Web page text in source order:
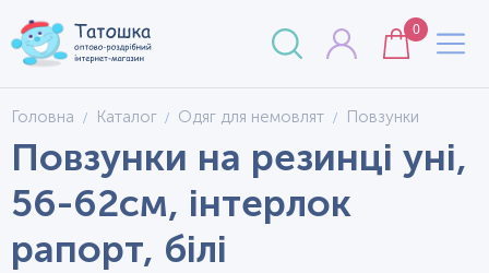
0
Головна Каталог Одяг для немовлят Повзунки
Повзунки на резинці уні,
56-62см, інтерлок
рапорт, білі